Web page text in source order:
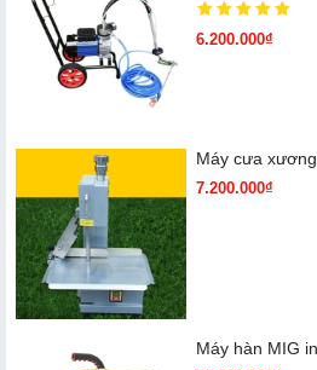
6.200.000₫
Máy cưa
7.200.000₫
Máy hàn MIG